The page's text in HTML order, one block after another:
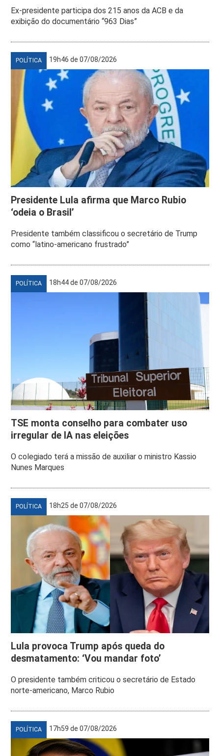
Ex-presidente participa dos 215 anos da ACB e da
exibição do documentário “963 Dias”
POLÍTICA 19h46 de 07/08/2026
Presidente Lula afirma que Marco Rubio
‘odeia o Brasil’
Presidente também classificou o secretário de Trump
como “latino-americano frustrado”
POLÍTICA 18h44 de 07/08/2026
TSE monta conselho para combater uso
irregular de IA nas eleições
O colegiado terá a missão de auxiliar o ministro Kassio
Nunes Marques
POLÍTICA 18h25 de 07/08/2026
Lula provoca Trump após queda do
desmatamento: ‘Vou mandar foto’
O presidente também criticou o secretário de Estado
norte-americano, Marco Rubio
POLÍTICA 17h59 de 07/08/2026